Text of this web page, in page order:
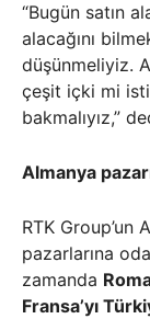
“Bugün satın
alacağını
düşünmeliyiz.
çeşit içki mi
bakmalıyız,”
Almanya
RTK Group’un
pazarlarına
zamanda
Fransa’yı